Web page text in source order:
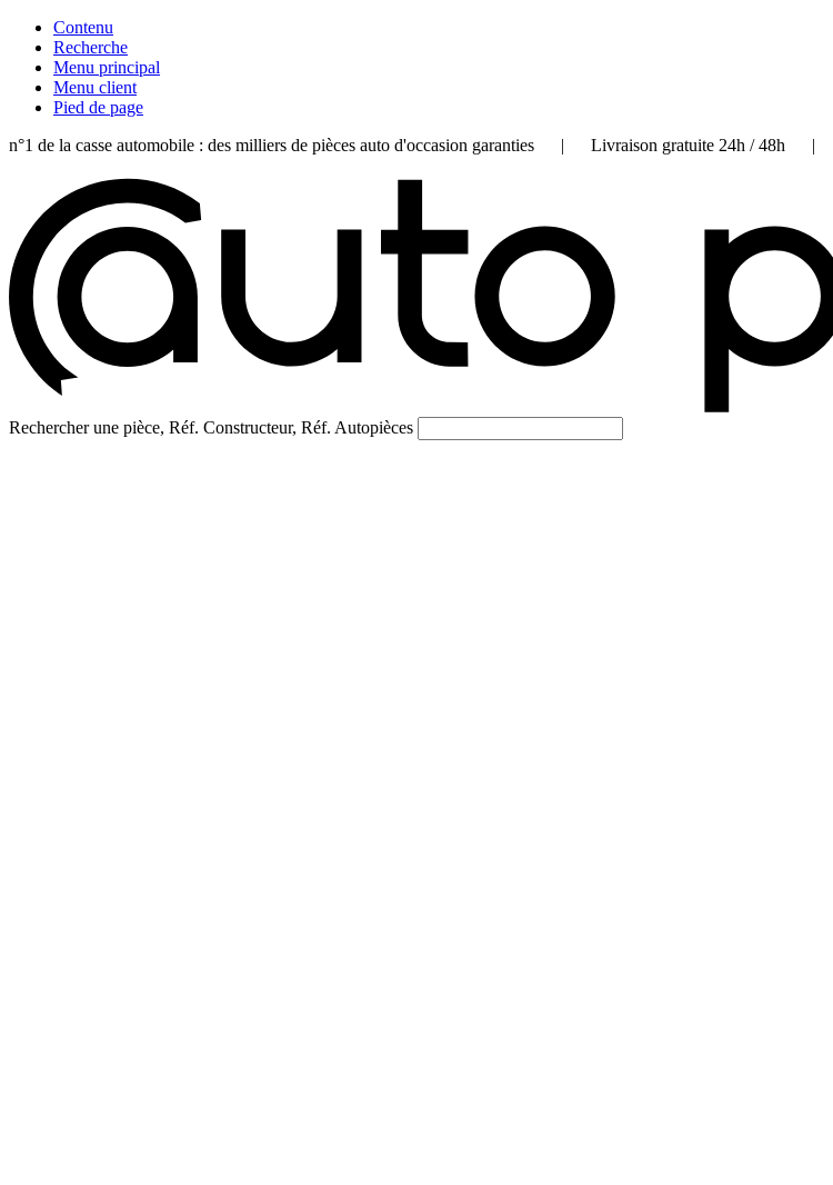
Contenu
Recherche
Menu principal
Menu client
Pied de page
n°1 de la casse automobile : des milliers de pièces auto d'occasion garanties | Livraison gratuite 24h / 48h |
Rechercher une pièce, Réf. Constructeur, Réf. Autopièces